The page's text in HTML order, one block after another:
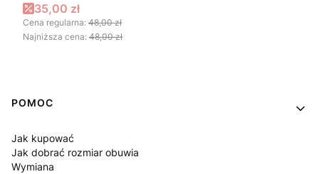
Cena promocyjna
35,00 zł
Cena regularna: 48,00 zł
Najniższa cena: 48,00 zł
Linki w stopce
POMOC
Jak kupować
Jak dobrać rozmiar obuwia
Wymiana